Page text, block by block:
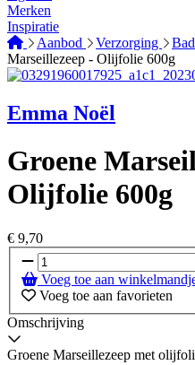
Merken
Inspiratie
Aanbod
Verzorging
Marseillezeep - Olijfolie 600g
Emma Noël
Groene
Olijfolie 600g
€ 9,70
Voeg toe aan
Voeg toe aan favorieten
Omschrijving
Groene Marseillezeep met